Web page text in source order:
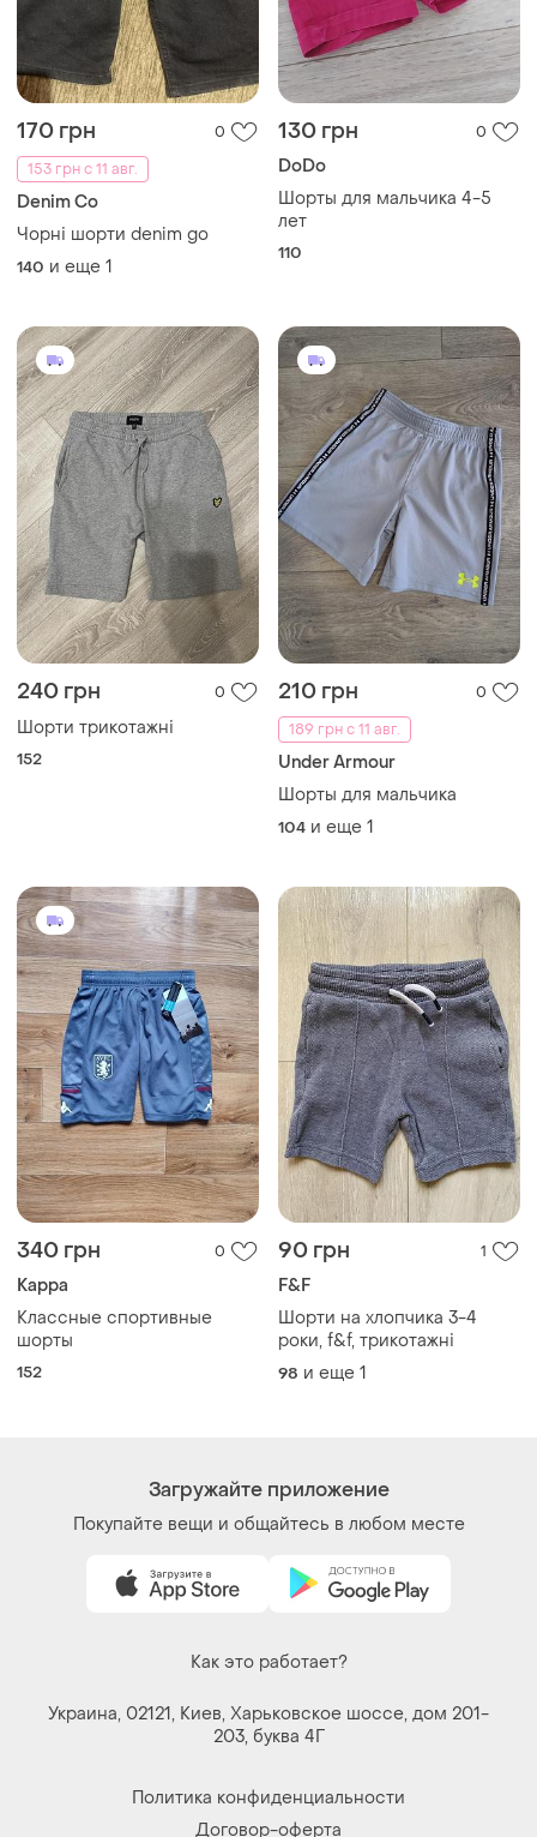
170 грн
0
153 грн с 11 авг.
Denim Co
Чорні шорти denim go
140 и еще 1
130 грн 0
DoDo
Шорты для мальчика 4-5
лет
110
240 грн 0
Шорти трикотажні
152
210 грн
0
189 грн с 11 авг.
Under Armour
Шорты для мальчика
104 и еще 1
340 грн 0
Kappa
Классные спортивные
шорты
152
90 грн 1
F&F
Шорти на хлопчика 3-4
роки, f&f, трикотажні
98 и еще 1
Загружайте приложение
Покупайте вещи и общайтесь в любом месте
Как это работает?
Украина, 02121, Киев, Харьковское шоссе, дом 201-
203, буква 4Г
Политика конфиденциальности
Договор-оферта